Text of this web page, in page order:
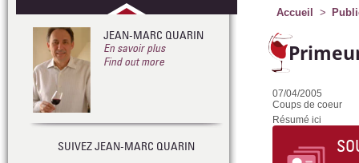
Accueil
07/04/2005
Coups de coeur
Résumé ici
JEAN-MARC QUARIN
En savoir plus
Find out more
SUIVEZ JEAN-MARC QUARIN